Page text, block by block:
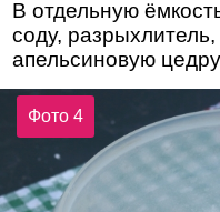
В отдельную
соду,
апельсиновую
Фото 4